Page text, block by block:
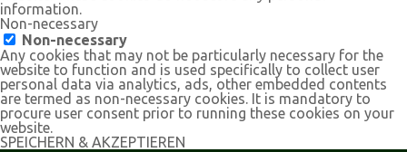
information.
Non-necessary
Non-necessary
Any cookies that may not be particularly necessary for the
website to function and is used specifically to collect user
personal data via analytics, ads, other embedded contents
are termed as non-necessary cookies. It is mandatory to
procure user consent prior to running these cookies on your
website.
SPEICHERN & AKZEPTIEREN